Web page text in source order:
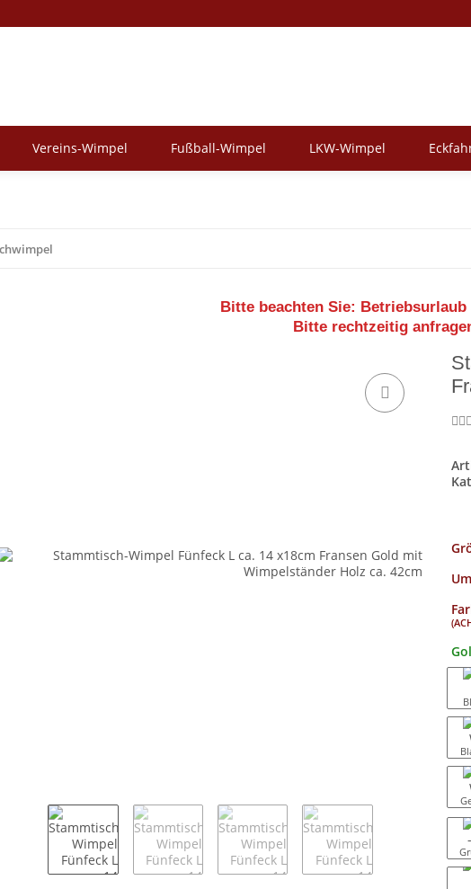
Vereins-Wimpel Fußball-Wimpel LKW-Wimpel
Bitte beachten Sie: Betriebsurlaub
Bitte rechtzeitig